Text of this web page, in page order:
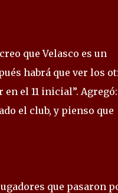
que Velasco es un
habrá que ver los
el 11 inicial”. Agregó:
el club, y pienso que
que pasaron